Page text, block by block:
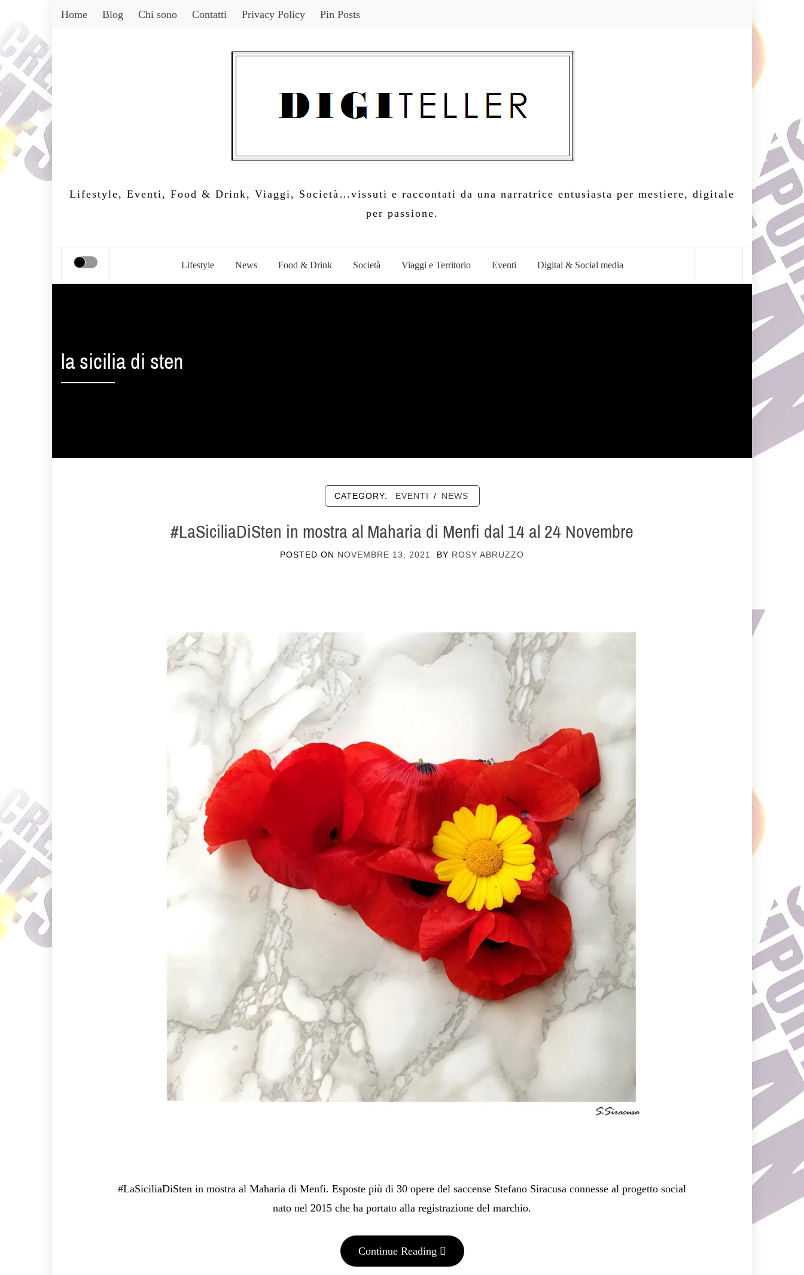
Skip
Home Blog Chi sono Contatti Privacy Policy Pin Posts
Lifestyle, Eventi, Food & Drink, Viaggi, Società…vissuti e raccontati da una narratrice entusiasta per mestiere, digitale
per passione.
Lifestyle News Food & Drink Società Viaggi e Territorio Eventi Digital & Social media
la sicilia di sten
CATEGORY: EVENTI / NEWS
#LaSiciliaDiSten in mostra al Maharia di Menfi dal 14 al 24 Novembre
POSTED ON NOVEMBRE 13, 2021 BY ROSY ABRUZZO
#LaSiciliaDiSten in mostra al Maharia di Menfi. Esposte più di 30 opere del saccense Stefano Siracusa connesse al progetto social
nato nel 2015 che ha portato alla registrazione del marchio.
Continue Reading